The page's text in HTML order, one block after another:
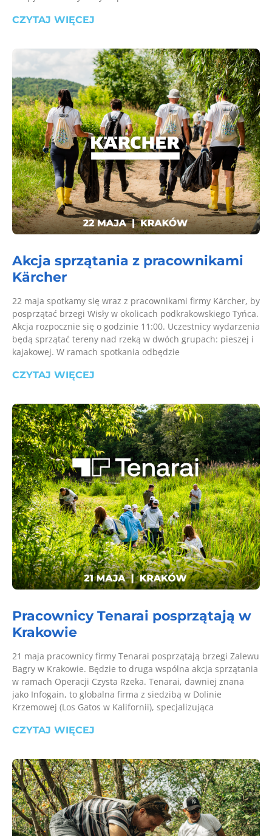
CZYTAJ WIĘCEJ
Akcja sprzątania z pracownikami
Kärcher
22 maja spotkamy się wraz z pracownikami firmy Kärcher, by
posprzątać brzegi Wisły w okolicach podkrakowskiego Tyńca.
Akcja rozpocznie się o godzinie 11:00. Uczestnicy wydarzenia
będą sprzątać tereny nad rzeką w dwóch grupach: pieszej i
kajakowej. W ramach spotkania odbędzie
CZYTAJ WIĘCEJ
Pracownicy Tenarai posprzątają w
Krakowie
21 maja pracownicy firmy Tenarai posprzątają brzegi Zalewu
Bagry w Krakowie. Będzie to druga wspólna akcja sprzątania
w ramach Operacji Czysta Rzeka. Tenarai, dawniej znana
jako Infogain, to globalna firma z siedzibą w Dolinie
Krzemowej (Los Gatos w Kalifornii), specjalizująca
CZYTAJ WIĘCEJ